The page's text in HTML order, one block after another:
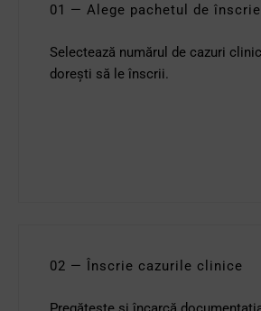
01 — Alege pachetul de
Selectează numărul de cazuri
dorești să le înscrii.
02 — Înscrie cazurile clinice